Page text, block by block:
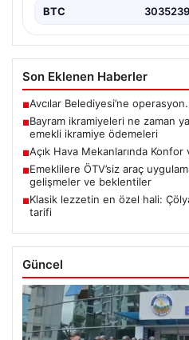
BTC 3035239
Son Eklenen Haberler
■Avcılar Belediyesi’ne
■Bayram ikramiyeleri ne zaman
emekli ikramiye ödemeleri
■Açık Hava Mekanlarında
■Emeklilere ÖTV’siz araç
gelişmeler ve beklentiler
■Klasik lezzetin en özel hali:
tarifi
Güncel